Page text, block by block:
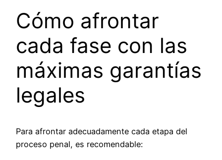
Cómo afrontar
cada fase con las
máximas garantías
legales
Para afrontar adecuadamente cada etapa del
proceso penal, es recomendable: